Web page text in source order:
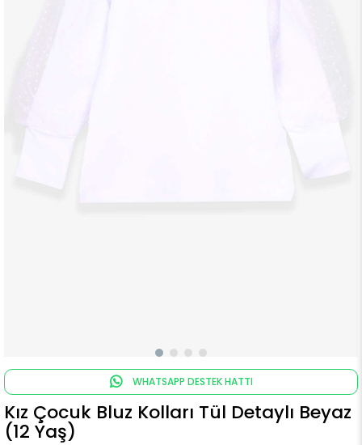
WHATSAPP DESTEK HATTI
Kız Çocuk Bluz Kolları Tül Detaylı Beyaz
(12 Yaş)